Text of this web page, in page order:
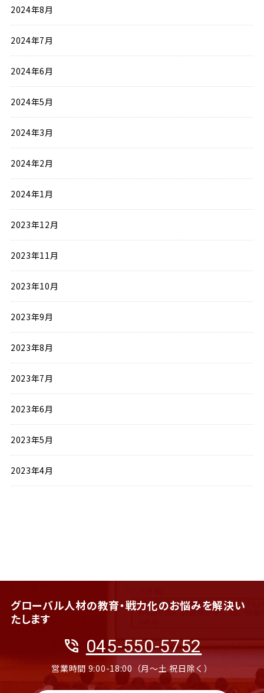
2024年8月
2024年7月
2024年6月
2024年5月
2024年3月
2024年2月
2024年1月
2023年12月
2023年11月
2023年10月
2023年9月
2023年8月
2023年7月
2023年6月
2023年5月
2023年4月
グローバル人材の教育・戦力化のお悩みを解決い
たします
phone_in_talk 045-550-5752
営業時間 9:00-18:00（月〜土 祝日除く）